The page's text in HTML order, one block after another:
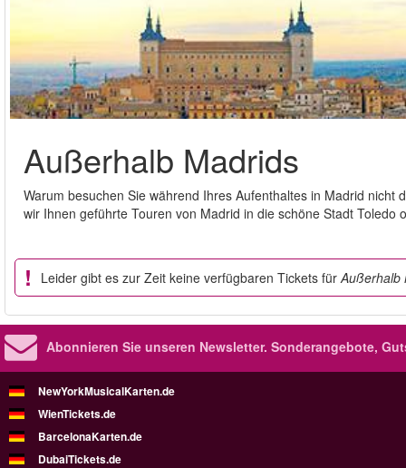
Außerhalb Madrids
Warum besuchen Sie während Ihres Aufenthaltes in Madrid
wir Ihnen geführte Touren von Madrid in die schöne Stadt Toledo
Leider gibt es zur Zeit keine verfügbaren Tickets fürAußerhalb
Abonnieren Sie unseren Newsletter. Sonderangebote,
NewYorkMusicalKarten.de
WienTickets.de
BarcelonaKarten.de
DubaiTickets.de